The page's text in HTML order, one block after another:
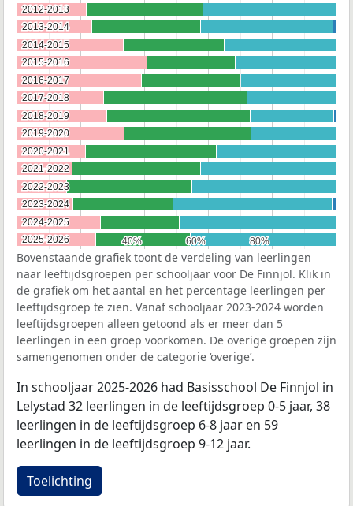
40%
40% 60%
60% 80%
80%
2012-2013
2012-2013
2013-2014
2013-2014
2014-2015
2014-2015
2015-2016
2015-2016
2016-2017
2016-2017
2017-2018
2017-2018
2018-2019
2018-2019
2019-2020
2019-2020
2020-2021
2020-2021
2021-2022
2021-2022
2022-2023
2022-2023
2023-2024
2023-2024
2024-2025
2024-2025
2025-2026
2025-2026
Bovenstaande grafiek toont de verdeling van leerlingen
naar leeftijdsgroepen per schooljaar voor De Finnjol. Klik in
de grafiek om het aantal en het percentage leerlingen per
leeftijdsgroep te zien. Vanaf schooljaar 2023-2024 worden
leeftijdsgroepen alleen getoond als er meer dan 5
leerlingen in een groep voorkomen. De overige groepen zijn
samengenomen onder de categorie ‘overige’.
In schooljaar 2025-2026 had Basisschool De Finnjol in
Lelystad 32 leerlingen in de leeftijdsgroep 0-5 jaar, 38
leerlingen in de leeftijdsgroep 6-8 jaar en 59
leerlingen in de leeftijdsgroep 9-12 jaar.
Toelichting